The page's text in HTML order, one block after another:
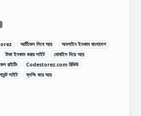
আর্টিকেল লিখে আয়
অনলাইন ইনকাম বাংলাদেশ
টাকা ইনকাম করার সাইট
মোবাইল দিয়ে আয়
রাইটিং
Codestorez.com রিভিউ
সাইট ব্লগিং করে আয়